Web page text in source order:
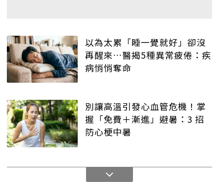
以為太累「睡一覺就好」卻沒
再醒來…醫揭5種異常疲倦：疾
病悄悄奪命
別讓高溫引發心血管危機！掌
握「免費＋漸進」避暑：3 招
防心梗中暑